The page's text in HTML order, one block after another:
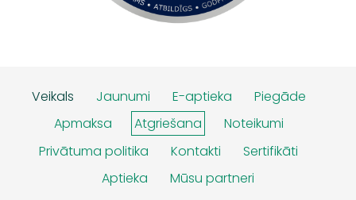
Veikals Jaunumi E-aptieka
Piegāde
Apmaksa
Atgriešana
Noteikumi
Privātuma politika
Kontakti
Sertifikāti
Aptieka
Mūsu partneri